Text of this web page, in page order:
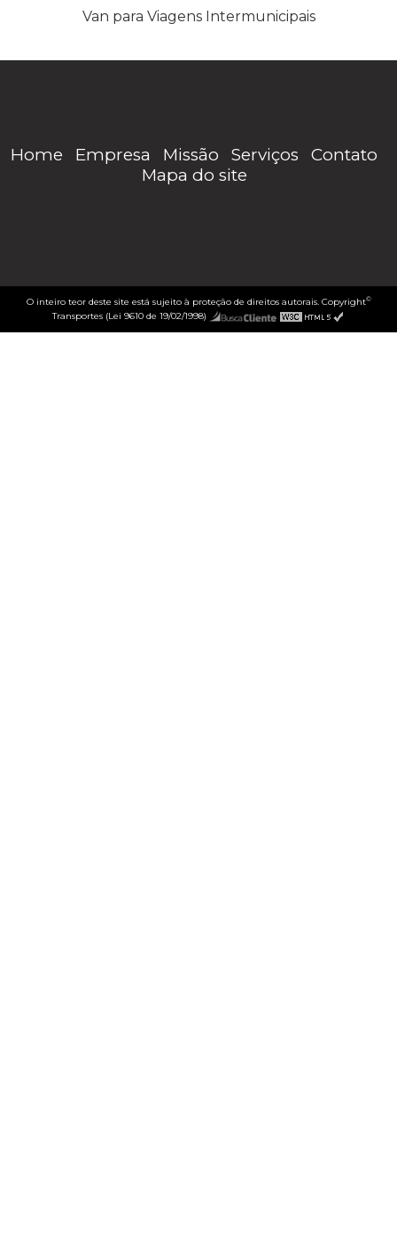
Van para Viagens Intermunicipais
Home Empresa Missão Serviços
Contato
Mapa do site
O inteiro teor deste site está sujeito à proteção de direitos autorais. Copyright©
Transportes (Lei 9610 de 19/02/1998)